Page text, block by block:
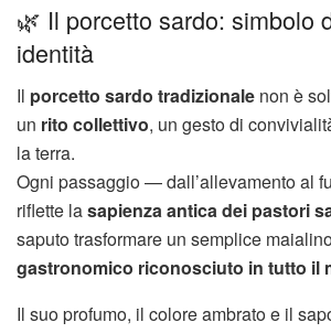
🌿 Il porcetto sardo: simbolo
identità
Il porcetto sardo tradizionale non è
un rito collettivo, un gesto di
la terra.
Ogni passaggio — dall’allevamento al
riflette lasapienza antica dei pastori
saputo trasformare un semplice
gastronomico riconosciuto in tutto il
Il suo profumo, il colore ambrato e il